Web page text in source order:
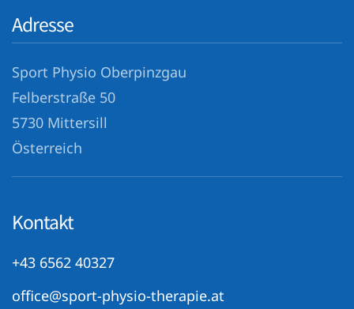
Adresse
Sport Physio Oberpinzgau
Felberstraße 50
5730 Mittersill
Österreich
Kontakt
+43 6562 40327
office@sport-physio-therapie.at